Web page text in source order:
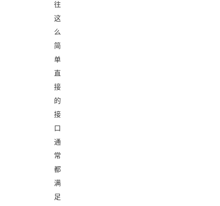
往
这
么
简
单
直
接
的
接
口
通
常
都
满
足